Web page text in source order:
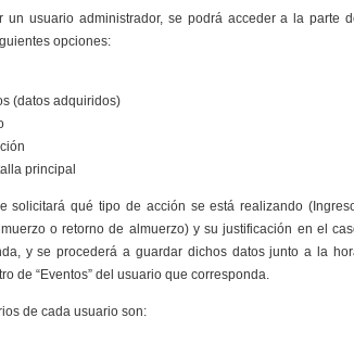
un usuario administrador, se podrá acceder a la parte
opciones:
(datos adquiridos)
principal
solicitará qué tipo de acción se está realizando
o retorno de almuerzo) y su justificación en el
y se procederá a guardar dichos datos junto a la
de “Eventos” del usuario que corresponda.
de cada usuario son: